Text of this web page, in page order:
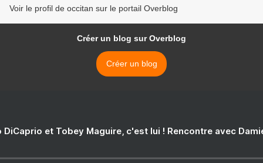
Voir le profil de occitan sur le portail Overblog
Créer un blog sur Overblog
Créer un blog
DiCaprio et Tobey Maguire, c'est lui ! Rencontre avec